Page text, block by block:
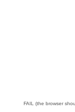
FAIL (the browser